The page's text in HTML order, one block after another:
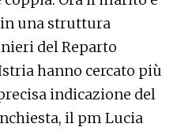
una struttura
del Reparto
hanno cercato più
indicazione del
il pm Lucia